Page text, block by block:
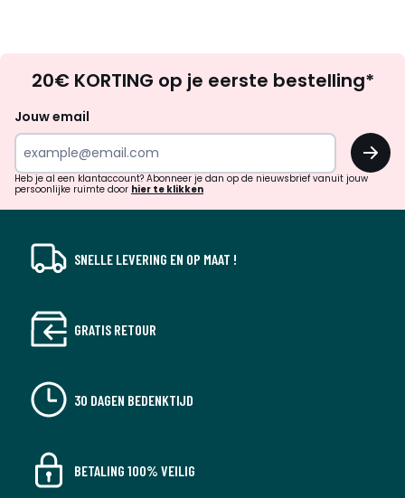
zoek
inspiratie
verrassingen?
20€ KORTING op je eerste bestelling*
Jouw email
OK
Heb je al een klantaccount? Abonneer je dan op de nieuwsbrief vanuit jouw
persoonlijke ruimte door hier te klikken
SNELLE LEVERING EN OP MAAT !
GRATIS RETOUR
30 DAGEN BEDENKTIJD
BETALING 100% VEILIG